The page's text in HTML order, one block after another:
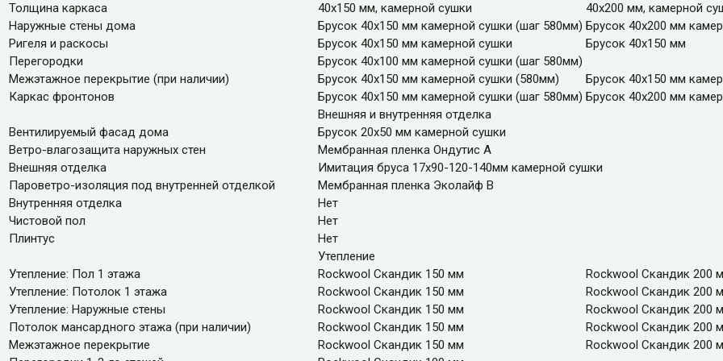
Толщина каркаса 40х150 мм, камерной сушки
40х200 мм, камерной
Наружные стены дома
Брусок 40х150 мм камерной сушки (шаг 580мм) Брусок 40х200 мм
Ригеля и раскосы
Брусок 40х150 мм камерной сушки
Брусок 40х150 мм
Перегородки
Брусок 40х100 мм камерной сушки (шаг 580мм)
Межэтажное перекрытие (при наличии)
Брусок 40х150 мм камерной сушки (580мм)
Брусок 40х150 мм
Каркас фронтонов
Брусок 40х150 мм камерной сушки (шаг 580мм) Брусок 40х200 мм
Внешняя и внутренняя отделка
Вентилируемый фасад дома
Брусок 20х50 мм камерной сушки
Ветро-влагозащита наружных стен
Мембранная пленка Ондутис А
Внешняя отделка
Имитация бруса 17х90-120-140мм камерной сушки
Пароветро-изоляция под внутренней отделкой
Мембранная пленка Эколайф В
Внутренняя отделка
Нет
Чистовой пол
Нет
Плинтус
Нет
Утепление
Утепление: Пол 1 этажа
Rockwool Скандик 150 мм
Rockwool Скандик 200
Утепление: Потолок 1 этажа
Rockwool Скандик 150 мм
Rockwool Скандик 200
Утепление: Наружные стены
Rockwool Скандик 150 мм
Rockwool Скандик 200
Потолок мансардного этажа (при наличии)
Rockwool Скандик 150 мм
Rockwool Скандик 200
Межэтажное перекрытие
Rockwool Скандик 150 мм
Rockwool Скандик 200